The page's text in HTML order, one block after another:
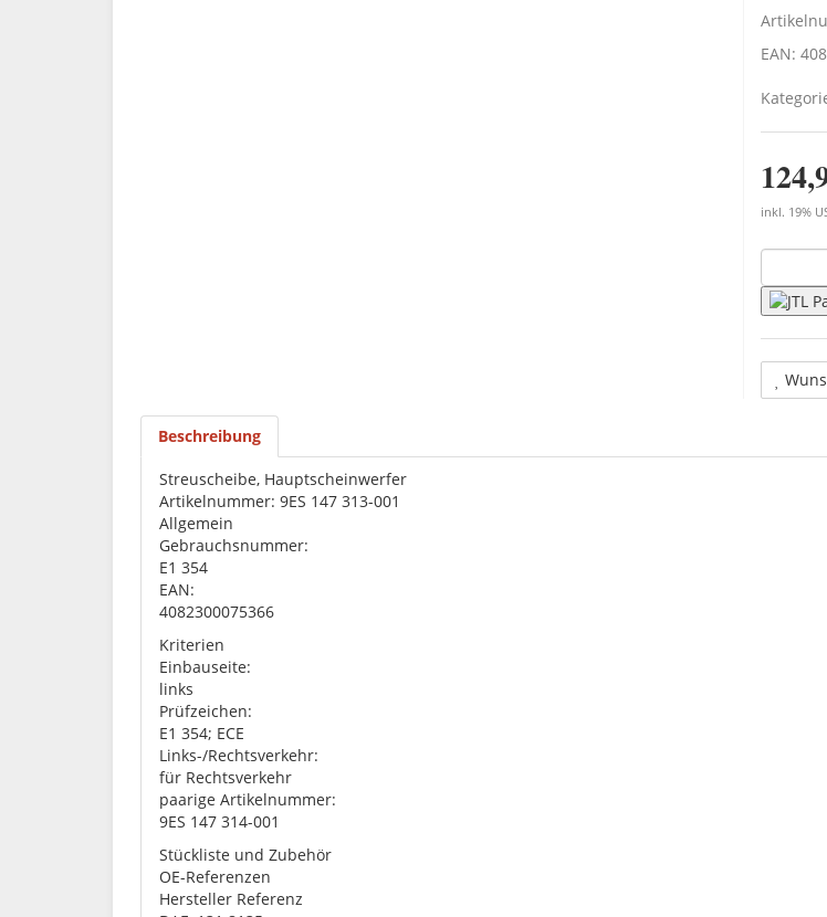
EAN:
inkl. 19%
Beschreibung
Streuscheibe, Hauptscheinwerfer
Artikelnummer: 9ES 147 313-001
Allgemein
Gebrauchsnummer:
E1 354
EAN:
4082300075366
Kriterien
Einbauseite:
links
Prüfzeichen:
E1 354; ECE
Links-/Rechtsverkehr:
für Rechtsverkehr
paarige Artikelnummer:
9ES 147 314-001
Stückliste und Zubehör
OE-Referenzen
Hersteller Referenz